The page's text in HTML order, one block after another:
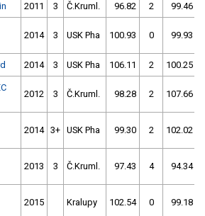
2011 3 Č.Kruml. 96.82 2 99.46
2014 3 USK Pha 100.93 0 99.93
2014 3 USK Pha 106.11 2 100.25
2012 3 Č.Kruml. 98.28 2 107.66
2014 3+ USK Pha 99.30 2 102.02
2013 3 Č.Kruml. 97.43 4 94.34
2015 Kralupy 102.54 0 99.18